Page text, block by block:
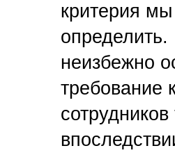
критерия
неизбежно
требование